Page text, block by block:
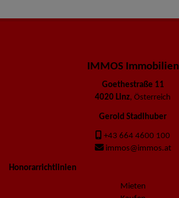
IMMOS Immobilien
Goethestraße 11
4020 Linz, Österreich
Gerold Stadlhuber
+43 664 4600 100
immos@immos.at
Honorarrichtlinien
Mieten